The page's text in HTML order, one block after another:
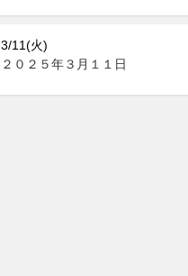
3/11(火)
２０２５年３月１１日